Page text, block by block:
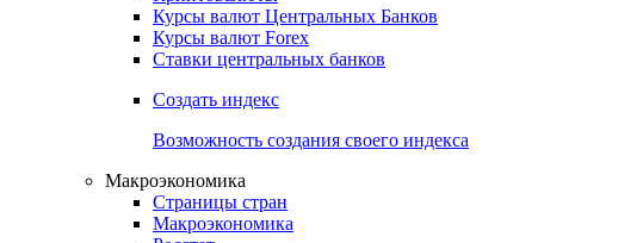
Индикаторы рынка
Поиск индексов
Криптовалюты
Курсы валют Центральных Банков
Курсы валют Forex
Ставки центральных банков
Создать индекс
Возможность создания своего индекса